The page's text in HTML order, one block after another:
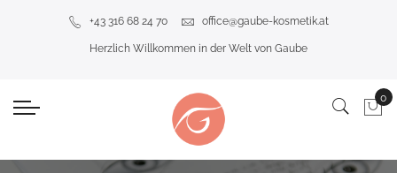
+43 316 68 24 70 office@gaube-kosmetik.at
Herzlich Willkommen in der Welt von Gaube